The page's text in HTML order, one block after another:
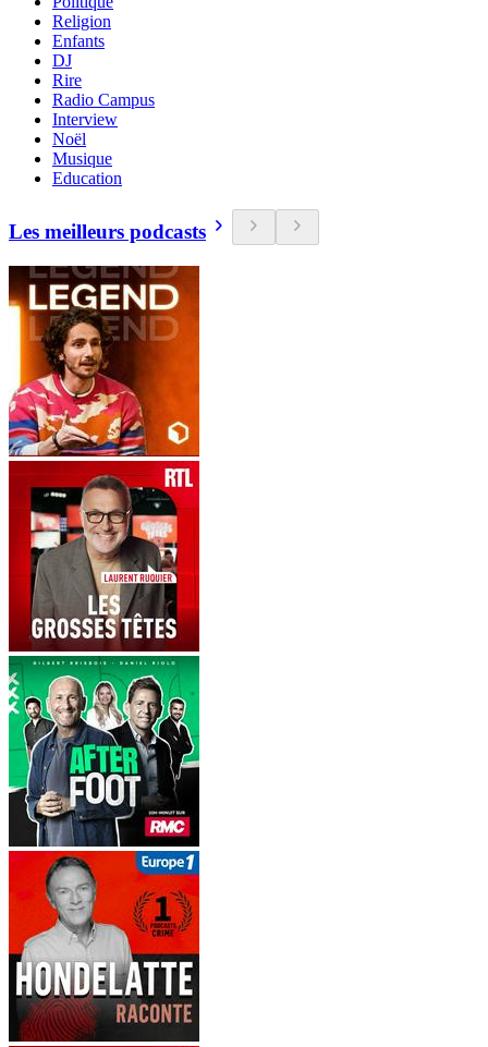
Religion
Enfants
DJ
Rire
Radio Campus
Interview
Noël
Musique
Education
Les meilleurs podcasts